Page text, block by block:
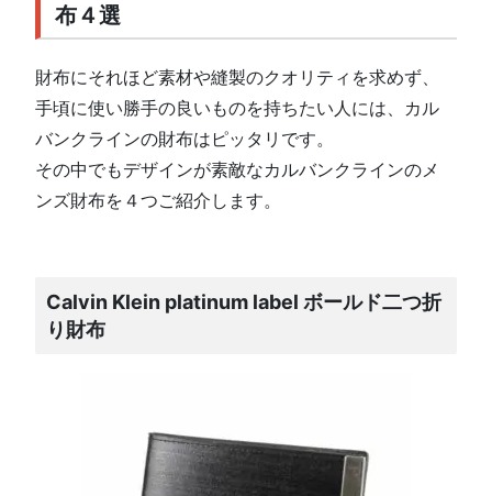
布４選
財布にそれほど素材や縫製のクオリティを求めず、
手頃に使い勝手の良いものを持ちたい人には、カル
バンクラインの財布はピッタリです。
その中でもデザインが素敵なカルバンクラインのメ
ンズ財布を４つご紹介します。
Calvin Klein platinum label ボールド二つ折
り財布